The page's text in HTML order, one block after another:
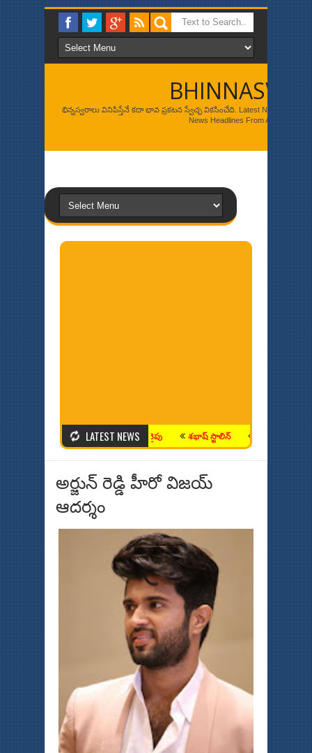
భిన్నస్వరాలు వినిపిస్తేనే కదా భావ ప్రకటన స్వేచ్ఛ వికసించేది. Latest News, Breaking
News Headlines From Around The
LATEST NEWS
గ్లామ‌ర్ ఫీల్డ్ నుంచి ఆధ్యాత్మిక మార్గం వైపు శభాష్ స్టాలిన్ సింధూ... ప్యారిస్ లో
అర్జున్ రెడ్డి హీరో విజయ్
ఆదర్శం